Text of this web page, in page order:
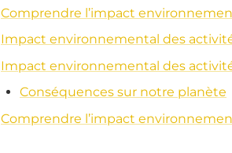
Comprendre l’impact
Impact environnemental des
Impact environnemental des
Conséquences sur notre planète
Comprendre l’impact